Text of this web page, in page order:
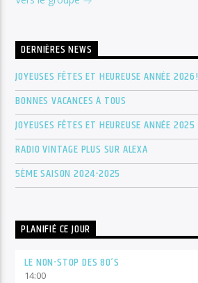
DERNIÈRES NEWS
JOYEUSES FÊTES ET HEUREUSE ANNÉE 2026!
BONNES VACANCES À TOUS
JOYEUSES FÊTES ET HEUREUSE ANNÉE 2025
RADIO VINTAGE PLUS SUR ALEXA
5ÈME SAISON 2024-2025
PLANIFIÉ CE JOUR
LE NON-STOP DES 80’S
14:00